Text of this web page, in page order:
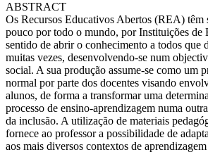
ABSTRACT
Os Recursos Educativos Abertos (REA) têm
pouco por todo o mundo, por Instituições de
sentido de abrir o conhecimento a todos que
muitas vezes, desenvolvendo-se num
social. A sua produção assume-se como um
normal por parte dos docentes visando
alunos, de forma a transformar uma
processo de ensino-aprendizagem numa
da inclusão. A utilização de materiais
fornece ao professor a possibilidade de
aos mais diversos contextos de